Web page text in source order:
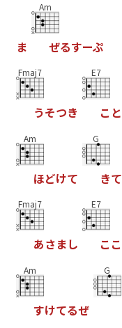
ま
Am
ぜるすーぷ
Fmaj7
うそつき
E7
こ と
Am
ほどけて
G
きて
Fmaj7
あさまし
E7
こ こ
Am
すけてるぜ
G